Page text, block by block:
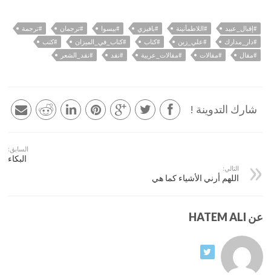
#إقبال_عبيد #اللاطمأنينة #بافيزي #بيسوا #ترجمان
#ترجمة
#دار_مدارك
#علي_زين #كتاب #كتاب_في_الميزان
#كتب
#مقال
#مقالات #مقالات_عربية #نقد #نقد_الشعر
شارك التدوينة !
السابق:
البكاء
التالي:
اللهم أرني الأشياء كما هي
عن HATEM ALI